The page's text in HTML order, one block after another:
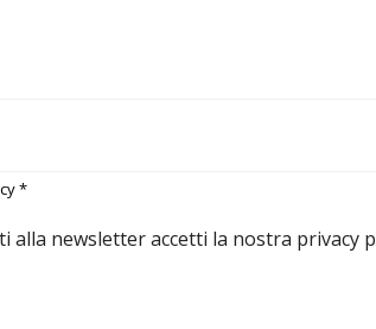
*
alla newsletter accetti la nostra privacy